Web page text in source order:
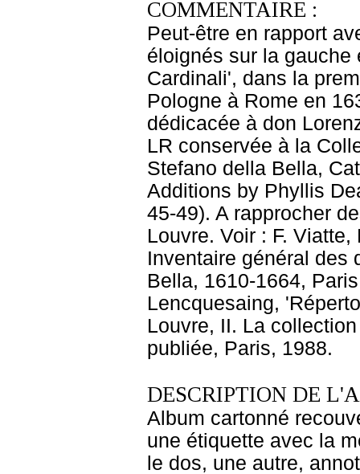
COMMENTAIRE :
Peut-être en rapport
éloignés sur la gauche
Cardinali', dans la
Pologne à Rome en
dédicacée à don
LR conservée à la
Stefano della Bella,
Additions by Phyllis
45-49). A rapprocher
Louvre. Voir : F.
Inventaire général des
Bella, 1610-1664,
Lencquesaing,
Louvre, II. La
publiée, Paris, 1988.
DESCRIPTION DE
Album cartonné
une étiquette avec la
le dos, une autre,